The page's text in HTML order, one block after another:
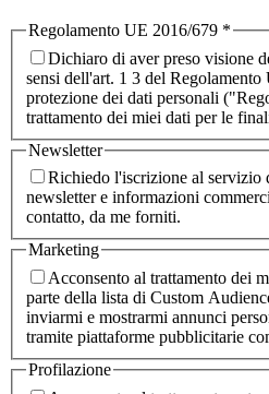
Regolamento UE 2016/679 *
Dichiaro di aver preso visione
sensi dell'art. 1 3 del
protezione dei dati personali
trattamento dei miei dati per le
Newsletter
Richiedo l'iscrizione al servizio
newsletter e informazioni
contatto, da me forniti.
Marketing
Acconsento al trattamento dei
parte della lista di Custom
inviarmi e mostrarmi annunci
tramite piattaforme pubblicitarie
Profilazione